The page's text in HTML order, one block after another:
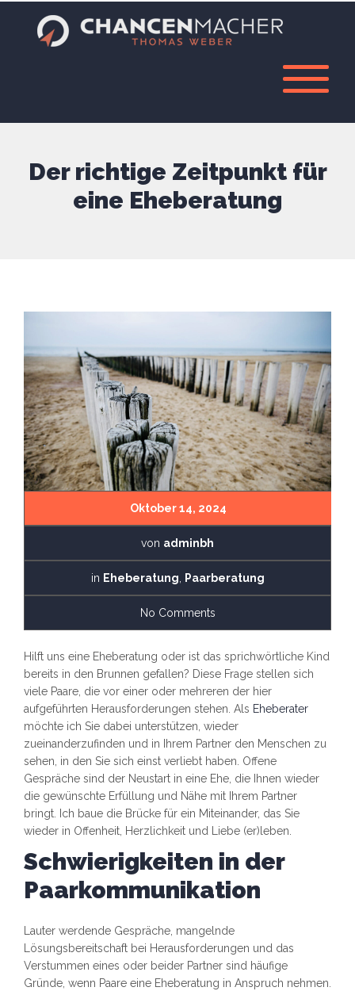
Der richtige Zeitpunkt für
eine Eheberatung
Oktober 14, 2024
von adminbh
in Eheberatung, Paarberatung
No Comments
Hilft uns eine Eheberatung oder ist das sprichwörtliche Kind
bereits in den Brunnen gefallen? Diese Frage stellen sich
viele Paare, die vor einer oder mehreren der hier
aufgeführten Herausforderungen stehen. Als Eheberater
möchte ich Sie dabei unterstützen, wieder
zueinanderzufinden und in Ihrem Partner den Menschen zu
sehen, in den Sie sich einst verliebt haben. Offene
Gespräche sind der Neustart in eine Ehe, die Ihnen wieder
die gewünschte Erfüllung und Nähe mit Ihrem Partner
bringt. Ich baue die Brücke für ein Miteinander, das Sie
wieder in Offenheit, Herzlichkeit und Liebe (er)leben.
Schwierigkeiten in der
Paarkommunikation
Lauter werdende Gespräche, mangelnde
Lösungsbereitschaft bei Herausforderungen und das
Verstummen eines oder beider Partner sind häufige
Gründe, wenn Paare eine Eheberatung in Anspruch nehmen.